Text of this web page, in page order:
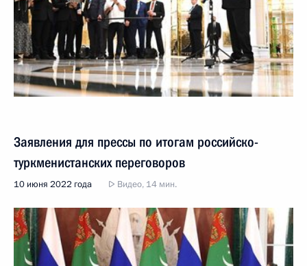
Заявления для прессы по итогам российско-
туркменистанских переговоров
10 июня 2022 года Видео, 14 мин.